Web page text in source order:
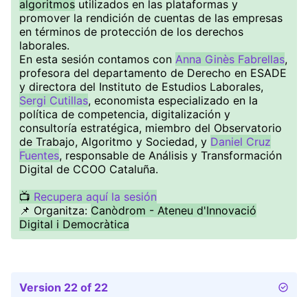
algoritmos utilizados en las plataformas y
promover la rendición de cuentas de las empresas
en términos de protección de los derechos
laborales.
En esta sesión contamos con Anna Ginès Fabrellas,
profesora del departamento de Derecho en ESADE
y directora del Instituto de Estudios Laborales,
Sergi Cutillas, economista especializado en la
política de competencia, digitalización y
consultoría estratégica, miembro del Observatorio
de Trabajo, Algoritmo y Sociedad, y Daniel Cruz
Fuentes, responsable de Análisis y Transformación
Digital de CCOO Cataluña.
📺 Recupera aquí la sesión
📌 Organitza: Canòdrom - Ateneu d'Innovació
Digital i Democràtica
Version 22 of 22